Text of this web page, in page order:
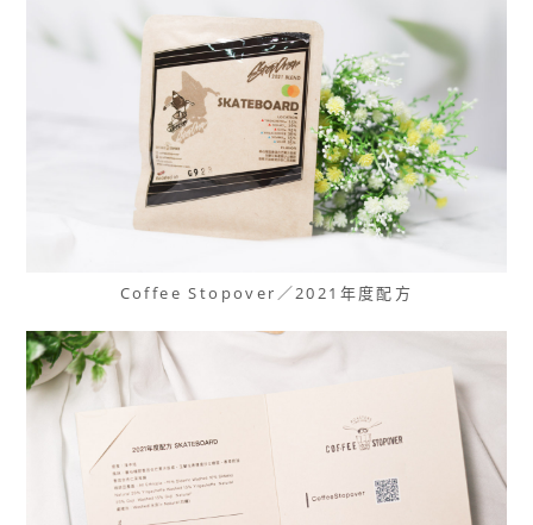
Coffee Stopover／2021年度配方